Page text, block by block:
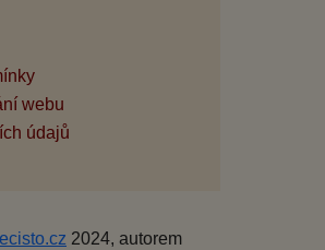
webu
údajů
2024, autorem